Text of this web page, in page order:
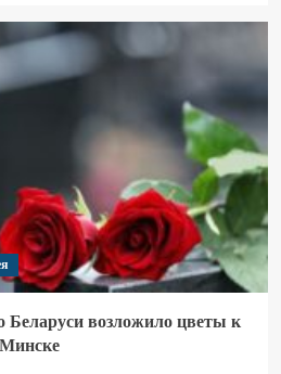
Беларуси возложило цветы к